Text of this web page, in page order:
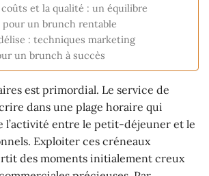
et la qualité : un équilibre
pour un brunch rentable
: techniques marketing
un brunch à succès
est primordial. Le service de
dans une plage horaire qui
l’activité entre le petit-déjeuner et le
Exploiter ces créneaux
des moments initialement creux